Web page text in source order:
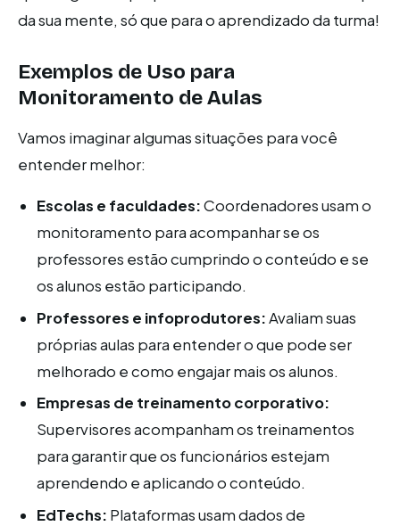
da sua mente, só que para o aprendizado da turma!
Exemplos de Uso para
Monitoramento de Aulas
Vamos imaginar algumas situações para você
entender melhor:
Escolas e faculdades:Coordenadores usam o
monitoramento para acompanhar se os
professores estão cumprindo o conteúdo e se
os alunos estão participando.
Professores e infoprodutores:Avaliam suas
próprias aulas para entender o que pode ser
melhorado e como engajar mais os alunos.
Empresas de treinamento corporativo:
Supervisores acompanham os treinamentos
para garantir que os funcionários estejam
aprendendo e aplicando o conteúdo.
EdTechs: Plataformas usam dados de